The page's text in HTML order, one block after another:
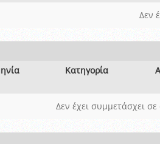
Δεν
Κατηγορία
Δεν έχει συμμετάσχει